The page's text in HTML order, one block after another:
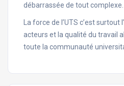
débarrassée de tout complexe.
La force de l’UTS c’est
acteurs et la qualité du travail
toute la communauté